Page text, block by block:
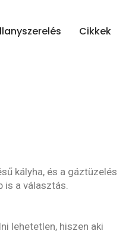
Cikkek
kályha, és a gáztüzelés
is a választás.
lehetetlen, hiszen aki